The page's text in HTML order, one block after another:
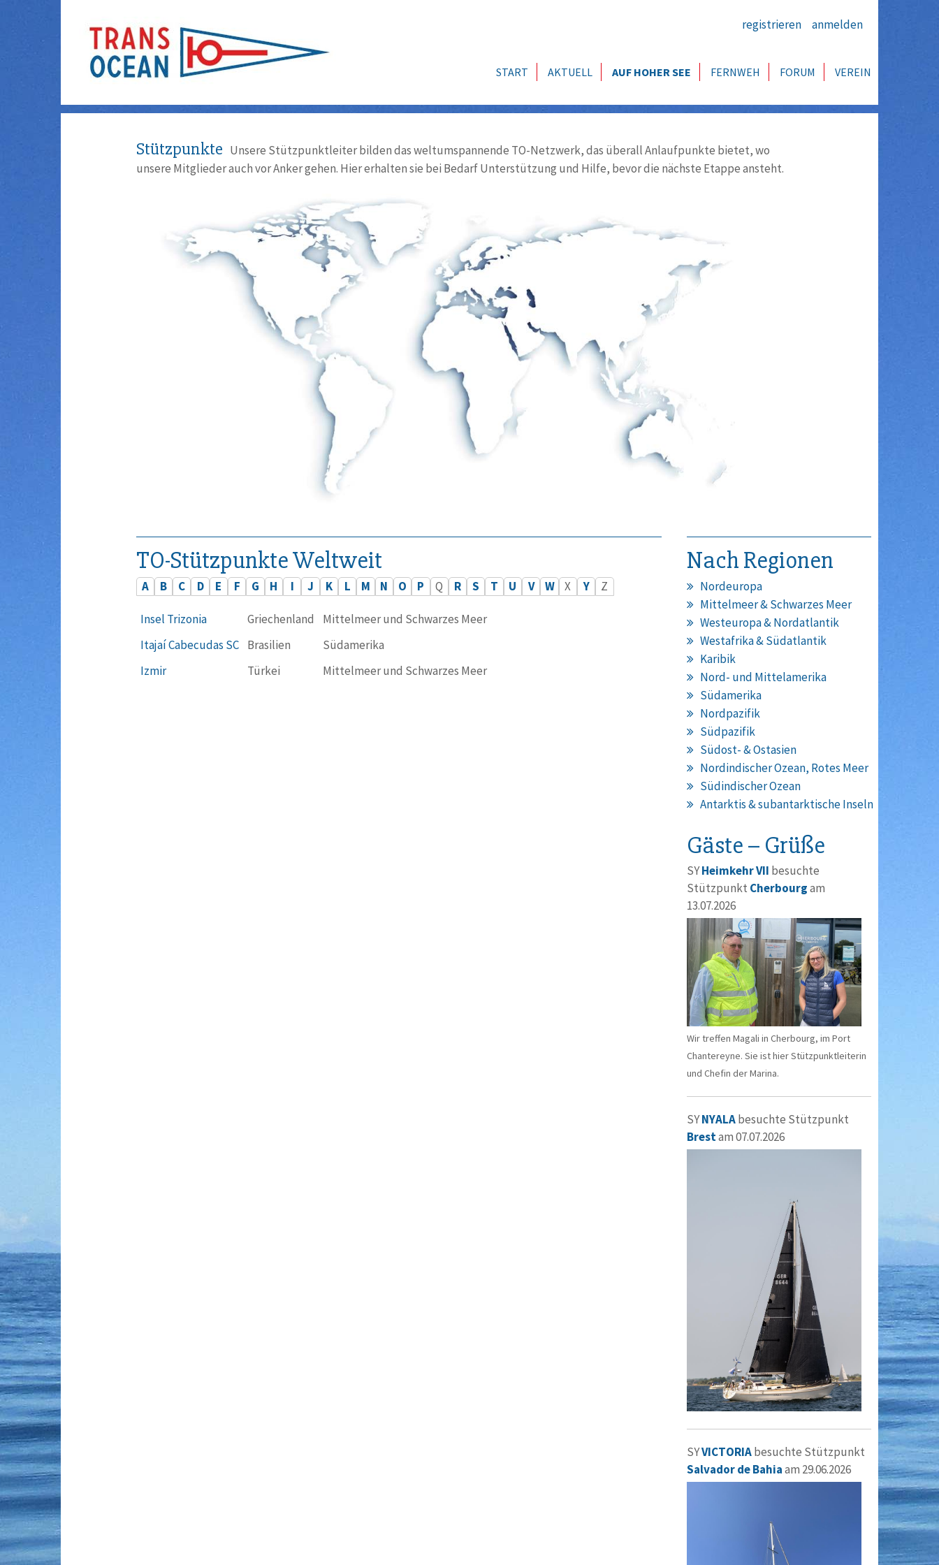
registrieren anmelden
START AKTUELL AUF HOHER SEE FERNWEH FORUM VEREIN
Stützpunkte Unsere Stützpunktleiter bilden das weltumspannende TO-Netzwerk, das überall Anlaufpunkte bietet, wo
unsere Mitglieder auch vor Anker gehen. Hier erhalten sie bei Bedarf Unterstützung und Hilfe, bevor die nächste Etappe ansteht.
TO-Stützpunkte Weltweit
A B C D E F G H I J K L M N O P Q R S T U V W X Y Z
Insel Trizonia Griechenland
Mittelmeer und Schwarzes Meer
Itajaí Cabecudas SC
Brasilien
Südamerika
Izmir
Türkei Mittelmeer und Schwarzes Meer
Nach Regionen
Nordeuropa
Mittelmeer & Schwarzes Meer
Westeuropa & Nordatlantik
Westafrika & Südatlantik
Karibik
Nord- und Mittelamerika
Südamerika
Nordpazifik
Südpazifik
Südost- & Ostasien
Nordindischer Ozean, Rotes Meer
Südindischer Ozean
Antarktis & subantarktische Inseln
Gäste – Grüße
SYHeimkehr VII besuchte
Stützpunkt Cherbourgam
13.07.2026
Wir treffen Magali in Cherbourg, im Port
Chantereyne. Sie ist hier Stützpunktleiterin
und Chefin der Marina.
SYNYALAbesuchte Stützpunkt
Brestam 07.07.2026
SYVICTORIAbesuchte Stützpunkt
Salvador de Bahiaam 29.06.2026